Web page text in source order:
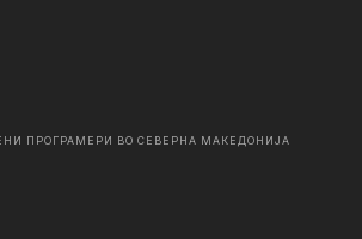
ПРОГРАМЕРИ ВО СЕВЕРНА МАКЕДОНИЈА